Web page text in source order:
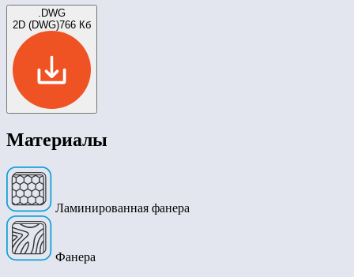
.DWG
2D (DWG)766 Кб
Материалы
Ламинированная фанера
Фанера